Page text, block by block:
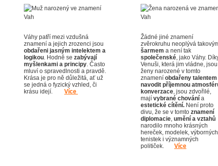
Váhy patří mezi vzdušná
znamení a jejich zrozenci jsou
obdařeni jasným intelektem a
logikou. Hodně se zabývají
myšlenkami a principy. Často
mluví o spravedlnosti a pravdě.
Krása je pro ně důležitá, ať už
se jedná o fyzický vzhled, či
krásu idejí. Více
Žádné jiné znamení
zvěrokruhu neoplývá
šarmem a není tak
společenské, jako Váhy.
Venuši, která jim vládne, jsou
ženy narozené v tomto
znamení obdařeny talentem
navodit příjemnou
konverzace, jsou zdvořilé,
mají vybrané chování a
estetické cítění. Není proto
divu, že se v tomto znamení
diplomacie, umění a vztahů
narodilo mnoho krásných
hereček, modelek, výborných
tenistek i významných
političek. Více